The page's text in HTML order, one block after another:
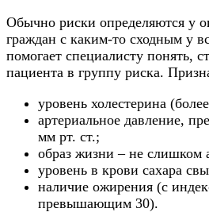
Обычно риски определяются у
граждан с каким-то сходным у
помогает специалисту понять,
пациента в группу риска.
уровень холестерина
артериальное давление,
мм рт. ст.;
образ жизни – не слишком
уровень в крови сахара
наличие ожирения (с
превышающим 30).